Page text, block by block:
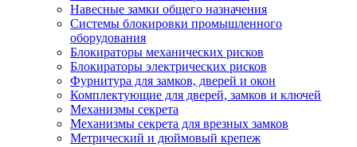
Навесные замки общего назначения
Системы блокировки промышленного
оборудования
Блокираторы механических рисков
Блокираторы электрических рисков
Фурнитура для замков, дверей и окон
Комплектующие для дверей, замков и ключей
Механизмы секрета
Механизмы секрета для врезных замков
Метрический и дюймовый крепеж